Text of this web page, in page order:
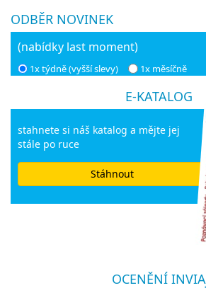
ODBĚR NOVINEK
(nabídky last moment)
1x týdně (vyšší slevy) 1x měsíčně
E-KATALOG
stahnete si náš katalog a mějte jej
stále po ruce
Stáhnout
OCENĚNÍ INVIA